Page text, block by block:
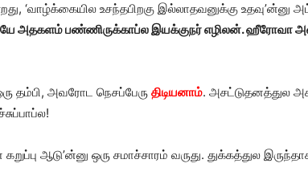
‘வாழ்க்கையில உசந்தபிறகு இல்லாதவனுக்கு உதவு’ன்னு
அதகளம் பண்ணிருக்காப்ல இயக்குநர் எழிலன். ஹீரோவா
தம்பி, அவரோட நெசப்பேரு திடியனாம். அசட்டுதனத்துல
ஆடு’ன்னு ஒரு சமாச்சாரம் வருது. துக்கத்துல